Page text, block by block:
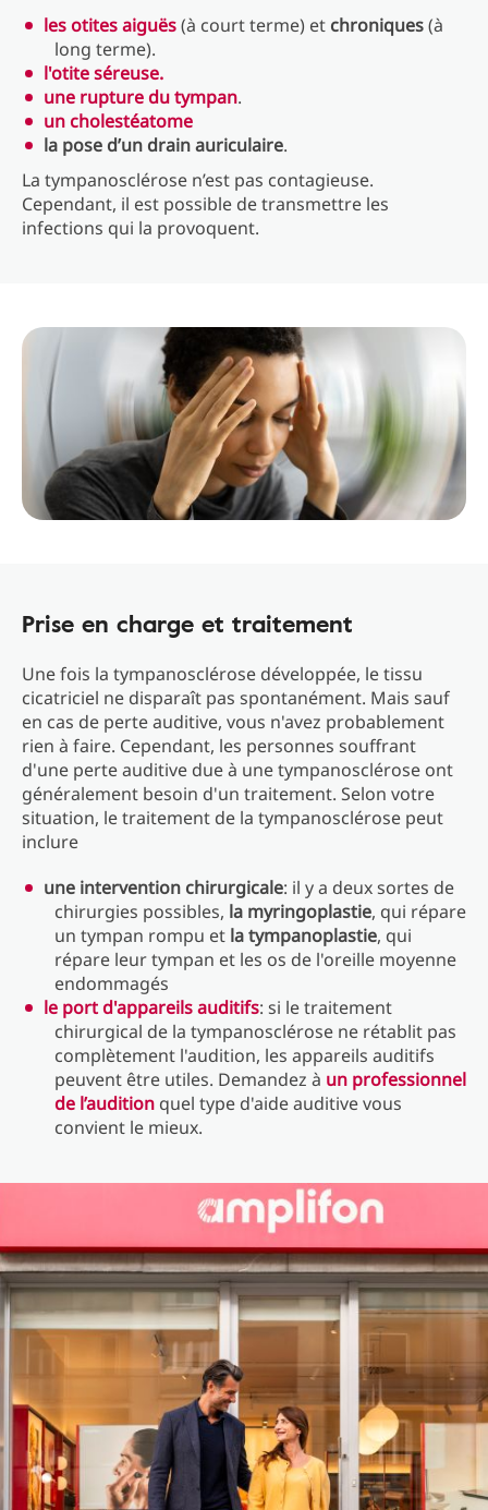
les otites aiguës(à court terme) et chroniques(à
long terme).
l'otite séreuse.
une rupture du tympan.
un cholestéatome
la pose d’un drain auriculaire.
La tympanosclérose n’est pas contagieuse.
Cependant, il est possible de transmettre les
infections qui la provoquent.
Prise en charge et traitement
Une fois la tympanosclérose développée, le tissu
cicatriciel ne disparaît pas spontanément. Mais sauf
en cas de perte auditive, vous n'avez probablement
rien à faire. Cependant, les personnes souffrant
d'une perte auditive due à une tympanosclérose ont
généralement besoin d'un traitement. Selon votre
situation, le traitement de la tympanosclérose peut
inclure
une intervention chirurgicale: il y a deux sortes de
chirurgies possibles, la myringoplastie, qui répare
un tympan rompu et la tympanoplastie, qui
répare leur tympan et les os de l'oreille moyenne
endommagés
le port d'appareils auditifs: si le traitement
chirurgical de la tympanosclérose ne rétablit pas
complètement l'audition, les appareils auditifs
peuvent être utiles. Demandez à un professionnel
de l’audition quel type d'aide auditive vous
convient le mieux.